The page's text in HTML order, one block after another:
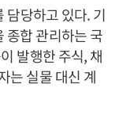
담당하고 있다. 기
종합 관리하는 국
발행한 주식, 채
는 실물 대신 계